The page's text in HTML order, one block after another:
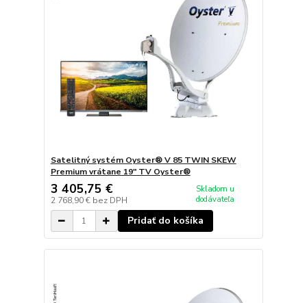
Satelitný systém Oyster® V 85 TWIN SKEW
Premium vrátane 19" TV Oyster®
3 405,75 €
2 768,90 € bez DPH
Skladom u
dodávateľa
Pridať do košíka